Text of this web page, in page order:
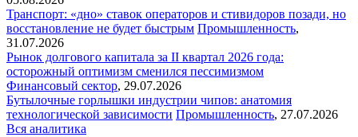
Транспорт: «дно» ставок операторов и стивидоров позади, но
восстановление не будет быстрым Промышленность,
31.07.2026
Рынок долгового капитала за II квартал 2026 года:
осторожный оптимизм сменился пессимизмом
Финансовый сектор, 29.07.2026
Бутылочные горлышки индустрии чипов: анатомия
технологической зависимости Промышленность, 27.07.2026
Вся аналитика